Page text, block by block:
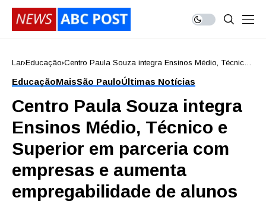
Lar Educação Centro Paula Souza integra Ensinos Médio, Técnico
empregabilidade de alunos
EducaçãoMaisSão PauloÚltimas Notícias
Centro Paula Souza integra
Ensinos Médio, Técnico e
Superior em parceria com
empresas e aumenta
empregabilidade de alunos